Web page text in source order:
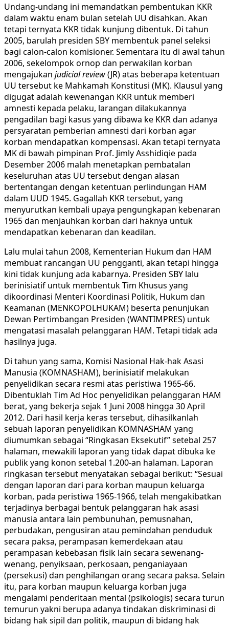
Undang-undang ini memandatkan pembentukan KKR
dalam waktu enam bulan setelah UU disahkan. Akan
tetapi ternyata KKR tidak kunjung dibentuk. Di tahun
2005, barulah presiden SBY membentuk panel seleksi
bagi calon-calon komisioner. Sementara itu di awal tahun
2006, sekelompok ornop dan perwakilan korban
mengajukan judicial review(JR) atas beberapa ketentuan
UU tersebut ke Mahkamah Konstitusi (MK). Klausul yang
digugat adalah kewenangan KKR untuk memberi
amnesti kepada pelaku, larangan dilakukannya
pengadilan bagi kasus yang dibawa ke KKR dan adanya
persyaratan pemberian amnesti dari korban agar
korban mendapatkan kompensasi. Akan tetapi ternyata
MK di bawah pimpinan Prof. Jimly Asshidiqie pada
Desember 2006 malah menetapkan pembatalan
keseluruhan atas UU tersebut dengan alasan
bertentangan dengan ketentuan perlindungan HAM
dalam UUD 1945. Gagallah KKR tersebut, yang
menyurutkan kembali upaya pengungkapan kebenaran
1965 dan menjauhkan korban dari haknya untuk
mendapatkan kebenaran dan keadilan.
Lalu mulai tahun 2008, Kementerian Hukum dan HAM
membuat rancangan UU pengganti, akan tetapi hingga
kini tidak kunjung ada kabarnya. Presiden SBY lalu
berinisiatif untuk membentuk Tim Khusus yang
dikoordinasi Menteri Koordinasi Politik, Hukum dan
Keamanan (MENKOPOLHUKAM) beserta penunjukan
Dewan Pertimbangan Presiden (WANTIMPRES) untuk
mengatasi masalah pelanggaran HAM. Tetapi tidak ada
hasilnya juga.
Di tahun yang sama, Komisi Nasional Hak-hak Asasi
Manusia (KOMNASHAM), berinisiatif melakukan
penyelidikan secara resmi atas peristiwa 1965-66.
Dibentuklah Tim Ad Hoc penyelidikan pelanggaran HAM
berat, yang bekerja sejak 1 Juni 2008 hingga 30 April
2012. Dari hasil kerja keras tersebut, dihasilkanlah
sebuah laporan penyelidikan KOMNASHAM yang
diumumkan sebagai “Ringkasan Eksekutif” setebal 257
halaman, mewakili laporan yang tidak dapat dibuka ke
publik yang konon setebal 1.200-an halaman. Laporan
ringkasan tersebut menyatakan sebagai berikut: “Sesuai
dengan laporan dari para korban maupun keluarga
korban, pada peristiwa 1965-1966, telah mengakibatkan
terjadinya berbagai bentuk pelanggaran hak asasi
manusia antara lain pembunuhan, pemusnahan,
perbudakan, pengusiran atau pemindahan penduduk
secara paksa, perampasan kemerdekaan atau
perampasan kebebasan fisik lain secara sewenang-
wenang, penyiksaan, perkosaan, penganiayaan
(persekusi) dan penghilangan orang secara paksa. Selain
itu, para korban maupun keluarga korban juga
mengalami penderitaan mental (psikologis) secara turun
temurun yakni berupa adanya tindakan diskriminasi di
bidang hak sipil dan politik, maupun di bidang hak